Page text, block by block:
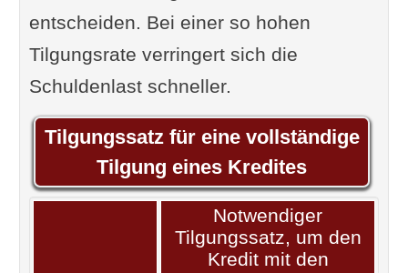
entscheiden. Bei einer so hohen
Tilgungsrate verringert sich die
Schuldenlast schneller.
Tilgungssatz für eine vollständige
Tilgung eines Kredites
Notwendiger
Tilgungssatz, um den
Kredit mit den